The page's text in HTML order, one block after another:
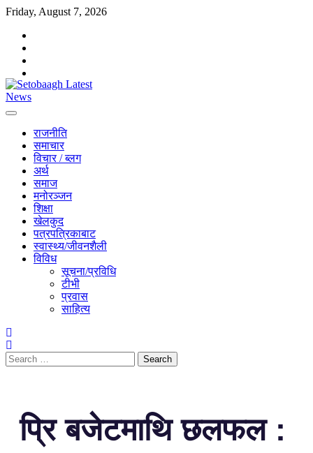
Friday, August 7, 2026
राजनीति
समाचार
विचार / ब्लग
अर्थ
समाज
मनोरञ्जन
शिक्षा
खेलकुद
पत्रपत्रिकाबाट
स्वास्थ्य/जीवनशैली
विविध
सूचना/प्रविधि
टीभी
प्रवास
साहित्य
प्रि बजेटमाथि छलफल :